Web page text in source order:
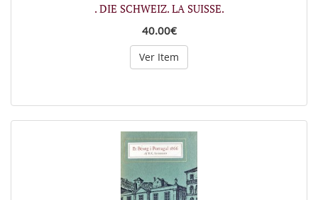
. DIE SCHWEIZ. LA SUISSE.
40.00€
Ver Item